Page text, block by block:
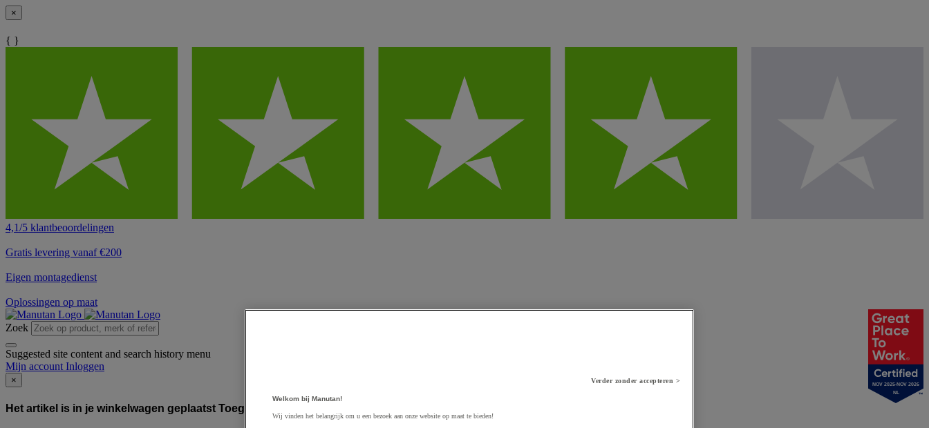
×
{ }
4,1/5 klantbeoordelingen
Gratis levering vanaf €200
Eigen montagedienst
Oplossingen op maat
Zoek
Suggested site content and search history menu
Mijn account Inloggen
×
Het artikel is in je winkelwagen geplaatst Toegevoegd aan winkelwagen
NOV 2025-NOV 2026
NL
Verder zonder accepteren >
Welkom bij Manutan!
Wij vinden het belangrijk om u een bezoek aan onze website op maat te bieden!